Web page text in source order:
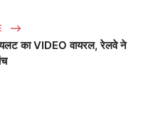
का VIDEO वायरल, रेलवे ने